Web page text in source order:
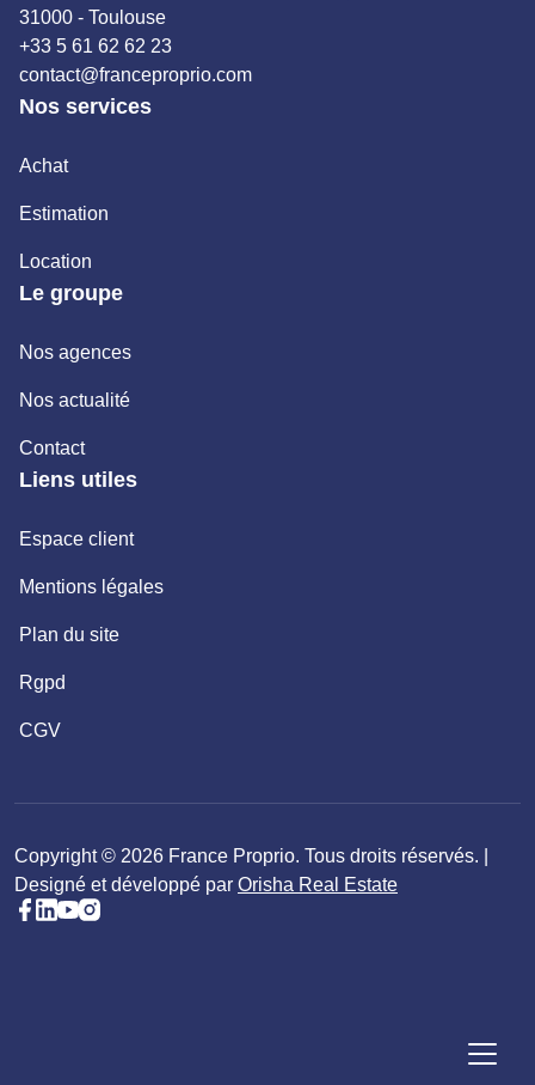
31000 - Toulouse
+33 5 61 62 62 23
contact@franceproprio.com
Nos services
Achat
Estimation
Location
Le groupe
Nos agences
Nos actualité
Contact
Liens utiles
Espace client
Mentions légales
Plan du site
Rgpd
CGV
Copyright © 2026 France Proprio. Tous droits réservés. |
Designé et développé par Orisha Real Estate